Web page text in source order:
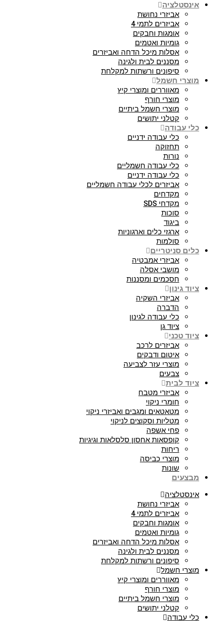
אינסטלציה
אביזרי נחושת
אביזרים לתמי 4
אומגות וחבקים
גומיות ואטמים
אסלות מיכל הדחה ואביזרים
מסננים לבית ולגינה
סיפונים ורשתות למקלחת
מוצרי חשמל
מאווררים ומוצרי קיץ
מוצרי חורף
מוצרי חשמל ביתיים
קטלני יתושים
כלי עבודה
כלי עבודה ידניים
תחזוקה
נורות
כלי עבודה חשמליים
כלי עבודה ידניים
אביזרים לכלי עבודה חשמליים
מקדחים
מקדחי SDS
סוכות
ביגוד
ארגזי כלים וארגוניות
סולמות
כלים סניטריים
אביזרי אמבטיה
מושבי אסלה
חסכמים ומסננות
ציוד גינון
אביזרי השקיה
הדברה
כלי עבודה לגינון
ציוד גן
ציוד טכני
אביזרים לרכב
איטום ודבקים
מוצרי עזר לצביעה
צבעים
ציוד לבית
אביזרי מטבח
חומרי ניקוי
מטאטאים ומגבים ואביזרי ניקוי
מטליות וסקוצים לניקוי
פחי אשפה
קופסאות אחסון סלסלאות וגיגיות
ריחות
מוצרי כביסה
שונות
מבצעים
אינסטלציה
אביזרי נחושת
אביזרים לתמי 4
אומגות וחבקים
גומיות ואטמים
אסלות מיכל הדחה ואביזרים
מסננים לבית ולגינה
סיפונים ורשתות למקלחת
מוצרי חשמל
מאווררים ומוצרי קיץ
מוצרי חורף
מוצרי חשמל ביתיים
קטלני יתושים
כלי עבודה